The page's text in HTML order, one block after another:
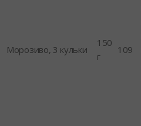
Морозиво, 3 кульки
150
г
109